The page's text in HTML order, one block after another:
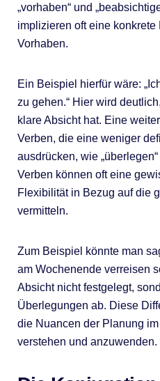
„vorhaben“ und
implizieren oft eine
Vorhaben.
Ein Beispiel hierfür wäre:
zu gehen.“ Hier wird
klare Absicht hat. Eine
Verben, die eine weniger
ausdrücken, wie
Verben können oft eine
Flexibilität in Bezug auf die
vermitteln.
Zum Beispiel könnte man
am Wochenende verreisen
Absicht nicht festgelegt,
Überlegungen ab. Diese
die Nuancen der Planung
verstehen und anzuwenden.